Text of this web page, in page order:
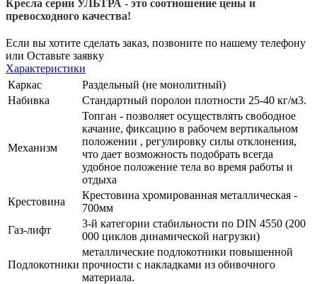
Кресла серии УЛЬТРА - это соотношение цены и
превосходного качества!
Если вы хотите сделать заказ, позвоните по нашему телефону
или Оставьте заявку
Характеристики
Каркас
Раздельный (не монолитный)
Набивка
Стандартный поролон плотности 25-40 кг/м3.
Механизм
Топган - позволяет осуществлять свободное
качание, фиксацию в рабочем вертикальном
положении , регулировку силы отклонения,
что дает возможность подобрать всегда
удобное положение тела во время работы и
отдыха
Крестовина
Крестовина хромированная металлическая -
700мм
Газ-лифт
3-й категории стабильности по DIN 4550 (200
000 циклов динамической нагрузки)
Подлокотники
металлические подлокотники повышенной
прочности с накладками из обивочного
материала.